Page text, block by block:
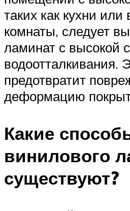
таких как кухни
комнаты, следует
ламинат с высокой
водоотталкивания.
предотвратит
деформацию
Какие
винилового
существуют?